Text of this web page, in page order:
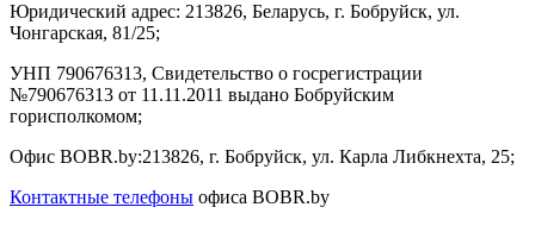
Юридический адрес: 213826, Беларусь, г. Бобруйск, ул.
Чонгарская, 81/25;
УНП 790676313, Свидетельство о госрегистрации
№790676313 от 11.11.2011 выдано Бобруйским
горисполкомом;
Офис BOBR.by:213826, г. Бобруйск, ул. Карла Либкнехта, 25;
Контактные телефоны офиса BOBR.by